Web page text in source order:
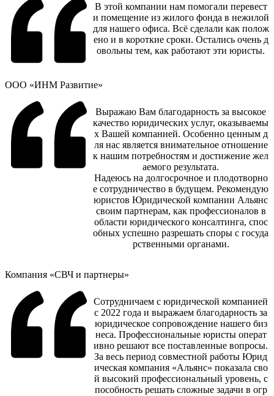
В этой компании нам помогали перевест
и помещение из жилого фонда в нежилой
для нашего офиса. Всё сделали как полож
ено и в короткие сроки. Остались очень д
овольны тем, как работают эти юристы.
ООО «ИНМ Развитие»
Выражаю Вам благодарность за высокое
качество юридических услуг, оказываемы
х Вашей компанией. Особенно ценным д
ля нас является внимательное отношение
к нашим потребностям и достижение жел
аемого результата.
Надеюсь на долгосрочное и плодотворно
е сотрудничество в будущем. Рекомендую
юристов Юридической компании Альянс
своим партнерам, как профессионалов в
области юридического консалтинга, спос
обных успешно разрешать споры с госуда
рственными органами.
Компания «СВЧ и партнеры»
Сотрудничаем с юридической компанией
с 2022 года и выражаем благодарность за
юридическое сопровождение нашего биз
неса. Профессиональные юристы операт
ивно решают все поставленные вопросы.
За весь период совместной работы Юрид
ическая компания «Альянс» показала сво
й высокий профессиональный уровень, с
пособность решать сложные задачи в огр